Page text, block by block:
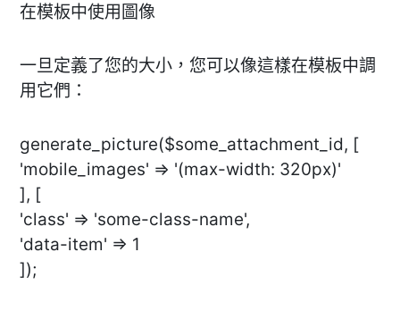
在模板中使用圖像
一旦定義了您的大小，您可以像這樣在模板中調
用它們：
generate_picture($some_attachment_id, [
'mobile_images' => '(max-width: 320px)'
], [
'class' => 'some-class-name',
'data-item' => 1
]);